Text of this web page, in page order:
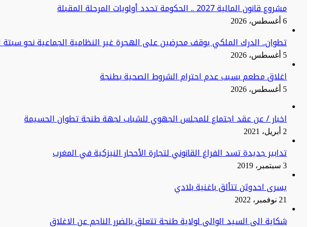
مشروع قانون المالية 2027 .. الحكومة تحدد أولويات المرحلة المقبلة
6 أغسطس، 2026
تطوان.. الدرك الملكي يوقف محرضين على الهجرة غير النظامية الجماعية نحو سبتة
5 أغسطس، 2026
اغلاق مطعم بسبب عدم احترام الشروط الصحية بطنجة
5 أغسطس، 2026
اخبار / عن عقد اجتماع للمجلس الجهوي للشباب لجهة طنجة تطوان الحسيمة
2 أبريل، 2021
تدابير جديدة تسد الفراغ القانوني لتجارة الأحجار النيزكية في المغرب
3 سبتمبر، 2019
يسرى احدوثن تتألق باغنية بلادي
21 نوفمبر، 2022
شكاية الى السيد الوالي لولاية طنجة تتعلق بالضرر الناجم عن الاغلاق